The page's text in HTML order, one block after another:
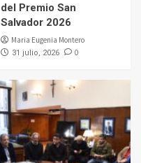
del Premio San
Salvador 2026
Maria Eugenia Montero
31 julio, 2026 0